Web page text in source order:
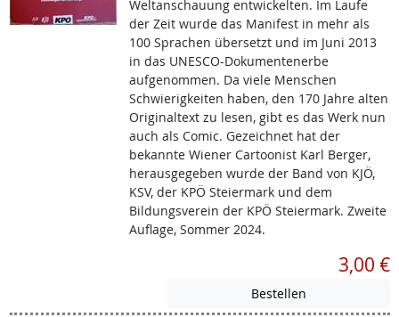
Weltanschauung entwickelten. Im Laufe
der Zeit wurde das Manifest in mehr als
100 Sprachen übersetzt und im Juni 2013
in das UNESCO-Dokumentenerbe
aufgenommen. Da viele Menschen
Schwierigkeiten haben, den 170 Jahre alten
Originaltext zu lesen, gibt es das Werk nun
auch als Comic. Gezeichnet hat der
bekannte Wiener Cartoonist Karl Berger,
herausgegeben wurde der Band von KJÖ,
KSV, der KPÖ Steiermark und dem
Bildungsverein der KPÖ Steiermark. Zweite
Auflage, Sommer 2024.
3,00 €